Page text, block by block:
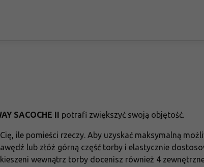
SACOCHE II potrafi zwiększyć swoją objętość.
ile pomieści rzeczy. Aby uzyskać maksymalną
lub złóż górną część torby i elastycznie
wewnątrz torby docenisz również 4